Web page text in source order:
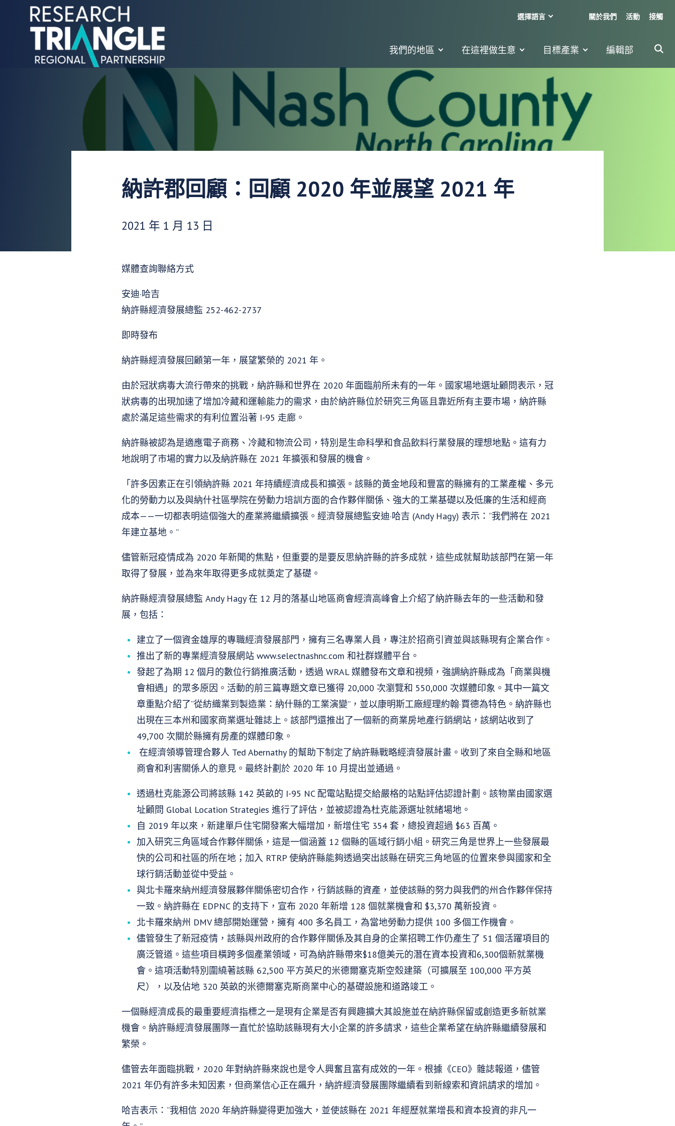
跳至內容
我們的地區 在這裡做生意 目標產業 編輯部
關於我們 活動 接觸
選擇語言
納許郡回顧：回顧 2020 年並展望 2021 年
發布日期：
2021 年 1 月 13 日
媒體查詢聯絡方式
安迪·哈吉
納許縣經濟發展總監 252-462-2737
即時發布
納許縣經濟發展回顧第一年，展望繁榮的 2021 年。
由於冠狀病毒大流行帶來的挑戰，納許縣和世界在 2020 年面臨前所未有的一年。國家場地選址顧問表示，冠
狀病毒的出現加速了增加冷藏和運輸能力的需求，由於納許縣位於研究三角區且靠近所有主要市場，納許縣
處於滿足這些需求的有利位置沿著 I-95 走廊。
納許縣被認為是適應電子商務、冷藏和物流公司，特別是生命科學和食品飲料行業發展的理想地點。這有力
地說明了市場的實力以及納許縣在 2021 年擴張和發展的機會。
「許多因素正在引領納許縣 2021 年持續經濟成長和擴張。該縣的黃金地段和豐富的縣擁有的工業產權、多元
化的勞動力以及與納什社區學院在勞動力培訓方面的合作夥伴關係、強大的工業基礎以及低廉的生活和經商
成本——一切都表明這個強大的產業將繼續擴張。經濟發展總監安迪·哈吉 (Andy Hagy) 表示：“我們將在 2021
年建立基地。”
儘管新冠疫情成為 2020 年新聞的焦點，但重要的是要反思納許縣的許多成就，這些成就幫助該部門在第一年
取得了發展，並為來年取得更多成就奠定了基礎。
納許縣經濟發展總監 Andy Hagy 在 12 月的落基山地區商會經濟高峰會上介紹了納許縣去年的一些活動和發
展，包括：
建立了一個資金雄厚的專職經濟發展部門，擁有三名專業人員，專注於招商引資並與該縣現有企業合作。
推出了新的專業經濟發展網站 www.selectnashnc.com 和社群媒體平台。
發起了為期 12 個月的數位行銷推廣活動，透過 WRAL 媒體發布文章和視頻，強調納許縣成為「商業與機
會相遇」的眾多原因。活動的前三篇專題文章已獲得 20,000 次瀏覽和 550,000 次媒體印象。其中一篇文
章重點介紹了“從紡織業到製造業：納什縣的工業演變”，並以康明斯工廠經理約翰·賈德為特色。納許縣也
出現在三本州和國家商業選址雜誌上。該部門還推出了一個新的商業房地產行銷網站，該網站收到了
49,700 次關於縣擁有房產的媒體印象。
在經濟領導管理合夥人 Ted Abernathy 的幫助下制定了納許縣戰略經濟發展計畫。收到了來自全縣和地區
商會和利害關係人的意見。最終計劃於 2020 年 10 月提出並通過。
透過杜克能源公司將該縣 142 英畝的 I-95 NC 配電站點提交給嚴格的站點評估認證計劃。該物業由國家選
址顧問 Global Location Strategies 進行了評估，並被認證為杜克能源選址就緒場地。
自 2019 年以來，新建單戶住宅開發案大幅增加，新增住宅 354 套，總投資超過 $63 百萬。
加入研究三角區域合作夥伴關係，這是一個涵蓋 12 個縣的區域行銷小組。研究三角是世界上一些發展最
快的公司和社區的所在地；加入 RTRP 使納許縣能夠透過突出該縣在研究三角地區的位置來參與國家和全
球行銷活動並從中受益。
與北卡羅來納州經濟發展夥伴關係密切合作，行銷該縣的資產，並使該縣的努力與我們的州合作夥伴保持
一致。納許縣在 EDPNC 的支持下，宣布 2020 年新增 128 個就業機會和 $3,370 萬新投資。
北卡羅來納州 DMV 總部開始運營，擁有 400 多名員工，為當地勞動力提供 100 多個工作機會。
儘管發生了新冠疫情，該縣與州政府的合作夥伴關係及其自身的企業招聘工作仍產生了 51 個活躍項目的
廣泛管道。這些項目橫跨多個產業領域，可為納許縣帶來$18億美元的潛在資本投資和6,300個新就業機
會。這項活動特別圍繞著該縣 62,500 平方英尺的米德爾塞克斯空殼建築（可擴展至 100,000 平方英
尺），以及佔地 320 英畝的米德爾塞克斯商業中心的基礎設施和道路竣工。
一個縣經濟成長的最重要經濟指標之一是現有企業是否有興趣擴大其設施並在納許縣保留或創造更多新就業
機會。納許縣經濟發展團隊一直忙於協助該縣現有大小企業的許多請求，這些企業希望在納許縣繼續發展和
繁榮。
儘管去年面臨挑戰，2020 年對納許縣來說也是令人興奮且富有成效的一年。根據《CEO》雜誌報道，儘管
2021 年仍有許多未知因素，但商業信心正在飆升，納許經濟發展團隊繼續看到新線索和資訊請求的增加。
哈吉表示：“我相信 2020 年納許縣變得更加強大，並使該縣在 2021 年經歷就業增長和資本投資的非凡一